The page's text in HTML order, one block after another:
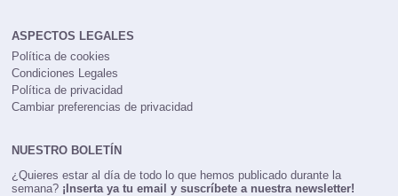
ASPECTOS LEGALES
Política de cookies
Condiciones Legales
Política de privacidad
Cambiar preferencias de privacidad
NUESTRO BOLETÍN
¿Quieres estar al día de todo lo que hemos publicado durante la
semana? ¡Inserta ya tu email y suscríbete a nuestra newsletter!